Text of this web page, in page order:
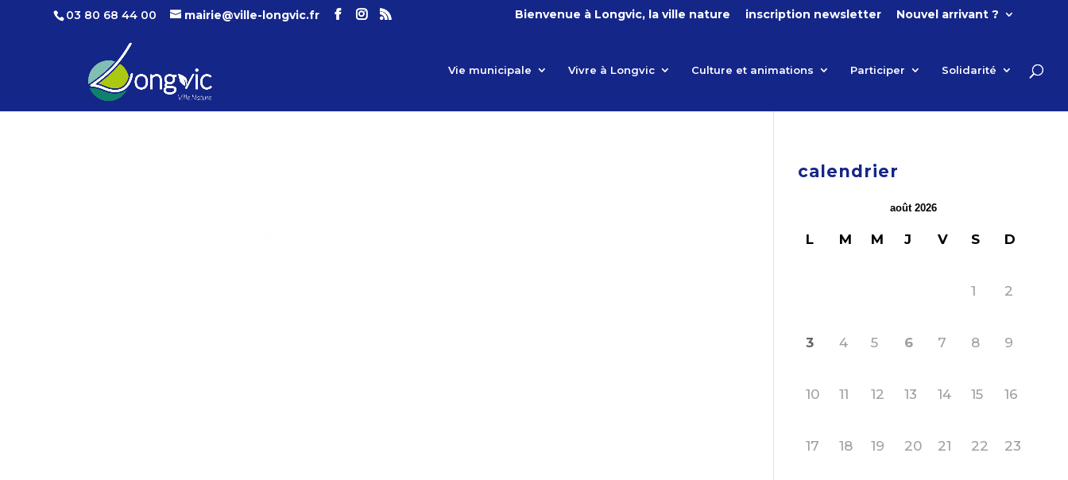
03 80 68 44 00 mairie@ville-longvic.fr Bienvenue à Longvic, la ville nature inscription newsletter Nouvel arrivant ?
Vie municipale Vivre à Longvic Culture et animations Participer Solidarité
calendrier
août 2026
L M M J V S D
1 2
3 4 5 6 7 8 9
10 11 12 13 14 15 16
17 18 19 20 21 22 23